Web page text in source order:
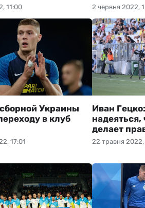
11:00 2 червня 2022,
17:01
Украины
в клуб
22 травня 2022,
Иван
надеяться,
делает